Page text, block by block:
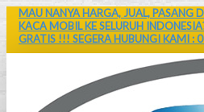
MAU NANYA HARGA, JUAL, PASANG
KACA MOBIL KE SELURUH
GRATIS !!! SEGERA HUBUNGI KAMI